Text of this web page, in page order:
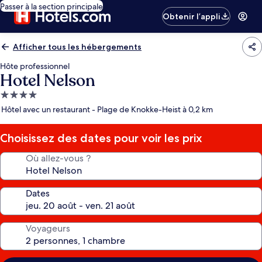
Passer à la section principale
Obtenir l’appli
Afficher tous les hébergements
Hôte professionnel
Hotel Nelson
Hébergement
4.0 étoiles
Hôtel avec un restaurant - Plage de Knokke-Heist à 0,2 km
Choisissez des dates pour voir les prix
Où allez-vous ?
Dates
Voyageurs